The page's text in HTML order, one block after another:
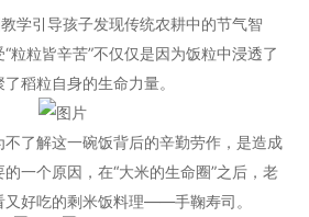
学引导孩子发现传统农耕中的节气智
粒粒皆辛苦”不仅仅是因为饭粒中浸透了
稻粒自身的生命力量。
了解这一碗饭背后的辛勤劳作，是造成
一个原因，在“大米的生命圈”之后，老
又好吃的剩米饭料理——手鞠寿司。